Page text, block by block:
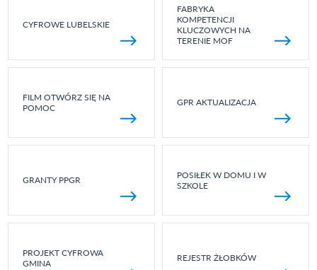
CYFROWE LUBELSKIE
FABRYKA
KOMPETENCJI
KLUCZOWYCH NA
TERENIE MOF
FILM OTWÓRZ SIĘ NA
POMOC
GPR AKTUALIZACJA
GRANTY PPGR
POSIŁEK W DOMU I W
SZKOLE
PROJEKT CYFROWA
GMINA
REJESTR ŻŁOBKÓW